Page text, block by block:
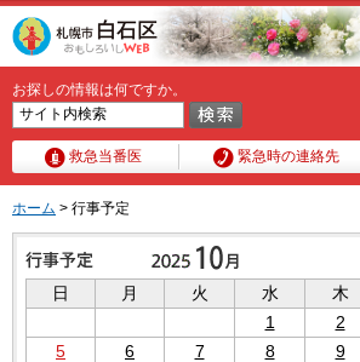
お探しの情報は何ですか。
救急当番医 緊急時の連絡先
ホーム > 行事予定
日 月 火 水 木
1
2
5
6 7 8 9